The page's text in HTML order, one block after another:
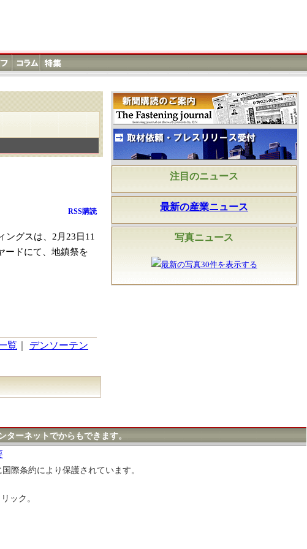
RSS購読
グスは、2月23日11
ードにて、地鎮祭を
覧
デンソーテン
注目のニュース
最新の産業ニュース
写真ニュース
最新の写真30件を表示する
ーネットでからもできます。
際条約により保護されています。
ック。